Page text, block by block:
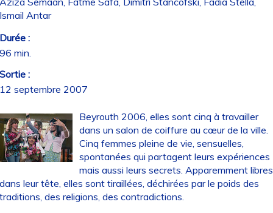
Antar
:
min.
:
septembre 2007
Beyrouth 2006, elles sont cinq à travailler
dans un salon de coiffure au cœur de la ville.
Cinq femmes pleine de vie, sensuelles,
spontanées qui partagent leurs expériences
mais aussi leurs secrets. Apparemment libres
leur tête, elles sont tiraillées, déchirées par le poids des
des religions, des contradictions.